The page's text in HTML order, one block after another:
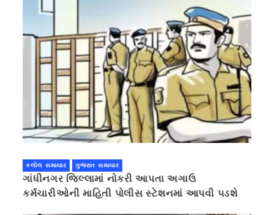
કલોલ સમાચાર ગુજરાત સમાચાર
ગાંધીનગર જિલ્લામાં નોકરી આપતા અગાઉ
કર્મચારીઓની માહિતી પોલીસ સ્ટેશનમાં આપવી પડશે